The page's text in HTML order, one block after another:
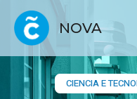
NOVA
CIENCIA E